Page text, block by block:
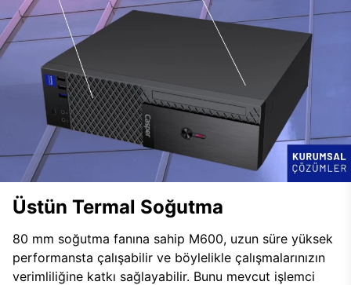
Üstün Termal Soğutma
80 mm soğutma fanına sahip M600, uzun süre yüksek
performansta çalışabilir ve böylelikle çalışmalarınızın
verimliliğine katkı sağlayabilir. Bunu mevcut işlemci